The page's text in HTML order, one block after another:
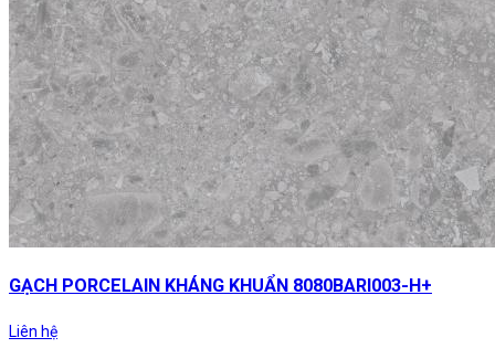
GẠCH PORCELAIN KHÁNG KHUẨN 8080BARI003-H+
Liên hệ